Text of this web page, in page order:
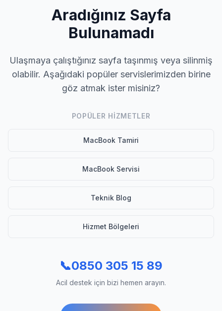
Aradığınız Sayfa
Bulunamadı
Ulaşmaya çalıştığınız sayfa taşınmış veya silinmiş
olabilir. Aşağıdaki popüler servislerimizden birine
göz atmak ister misiniz?
POPÜLER HIZMETLER
MacBook Tamiri
MacBook Servisi
Teknik Blog
Hizmet Bölgeleri
📞0850 305 15 89
Acil destek için bizi hemen arayın.